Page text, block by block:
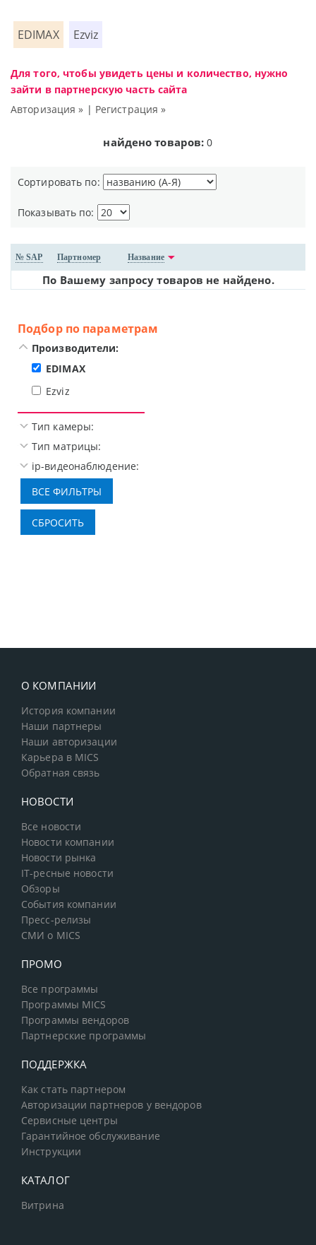
EDIMAX Ezviz
Для того, чтобы увидеть цены и количество, нужно
зайти в партнерскую часть сайта
Авторизация » | Регистрация »
найдено товаров: 0
Сортировать по:
Показывать по:
№ SAP Партномер Название
По Вашему запросу товаров не найдено.
Подбор по параметрам
Производители:
EDIMAX
Ezviz
Тип камеры:
Тип матрицы:
ip-видеонаблюдение:
О КОМПАНИИ
История компании
Наши партнеры
Наши авторизации
Карьера в MICS
Обратная связь
НОВОСТИ
Все новости
Новости компании
Новости рынка
IT-ресные новости
Обзоры
События компании
Пресс-релизы
СМИ о MICS
ПРОМО
Все программы
Программы MICS
Программы вендоров
Партнерские программы
ПОДДЕРЖКА
Как стать партнером
Авторизации партнеров у вендоров
Сервисные центры
Гарантийное обслуживание
Инструкции
КАТАЛОГ
Витрина